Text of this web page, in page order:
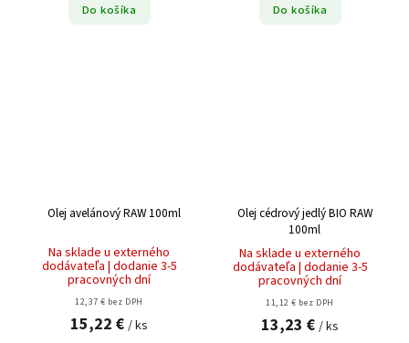
Do košíka Do košíka
Olej avelánový RAW 100ml
Na sklade u externého
dodávateľa | dodanie 3-5
pracovných dní
12,37 € bez DPH
15,22 € / ks
Olej cédrový jedlý BIO RAW
100ml
Na sklade u externého
dodávateľa | dodanie 3-5
pracovných dní
11,12 € bez DPH
13,23 € / ks